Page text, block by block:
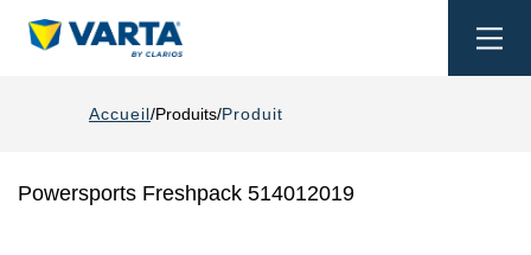
Accueil Produits Produit
Powersports Freshpack 514012019